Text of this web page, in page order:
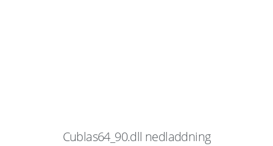
Cublas64_90.dll nedladdning